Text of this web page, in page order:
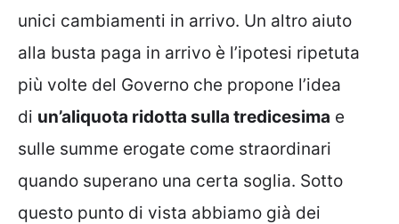
unici cambiamenti in arrivo. Un altro aiuto
alla busta paga in arrivo è l’ipotesi ripetuta
più volte del Governo che propone l’idea
di un’aliquota ridotta sulla tredicesima e
sulle summe erogate come straordinari
quando superano una certa soglia. Sotto
questo punto di vista abbiamo già dei